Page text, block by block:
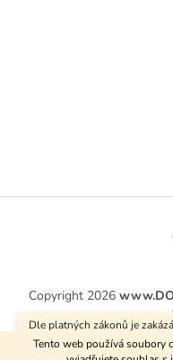
Tento web používá soubory
Dle platných zákonů je
kuřáckých pomůcek osobám
Copyright 2026